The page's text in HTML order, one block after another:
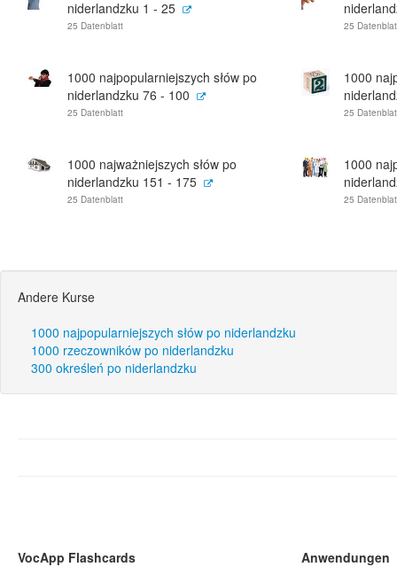
niderlandzku 1 - 25
25 Datenblatt 25
1000 najpopularniejszych słów po
niderlandzku 76 - 100
25 Datenblatt
1000
25
1000 najważniejszych słów po
niderlandzku 151 - 175
25 Datenblatt
1000
25
Andere Kurse
1000 najpopularniejszych słów po niderlandzku
1000 rzeczowników po niderlandzku
300 określeń po niderlandzku
VocApp Flashcards
Anwendungen